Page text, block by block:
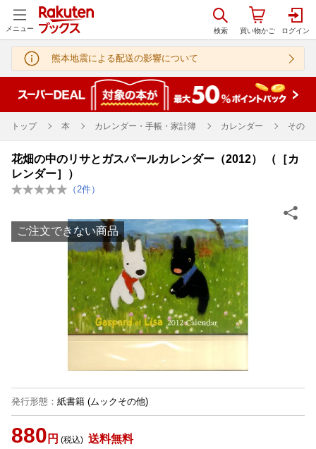
メニュー
熊本地震による配送の影響について
トップ 本 カレンダー・手帳・家計簿 カレンダー その他
花畑の中のリサとガスパールカレンダー（2012） （［カ
レンダー］）
（ 2件）
ご注文できない商品
発行形態 ： 紙書籍 (ムックその他)
880 円 (税込) 送料無料